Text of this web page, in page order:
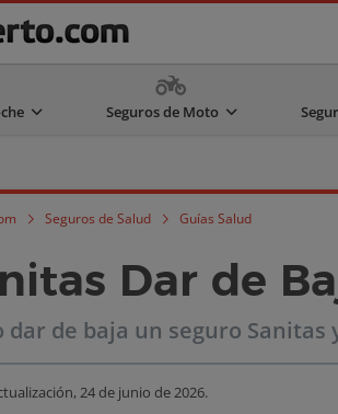
Seguros de Moto
Seguros de Salud Guías Salud
Dar de
dar de baja un seguro
24 de junio de 2026.